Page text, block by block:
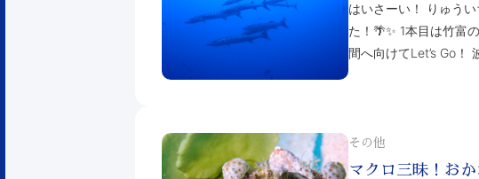
はいさーい！ りゅう
た！🌴✨ 1本目は竹富
間へ向けてLet’s Go！
その他
マクロ三昧！お